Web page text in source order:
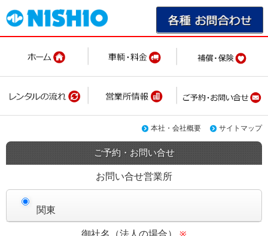
本社・会社概要 サイトマップ
ご予約・お問い合せ
お問い合せ営業所
関東